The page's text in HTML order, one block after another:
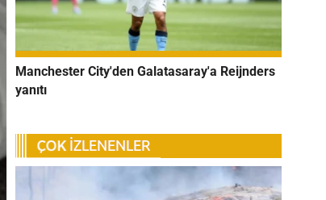
Manchester City'den Galatasaray'a Reijnders
yanıtı